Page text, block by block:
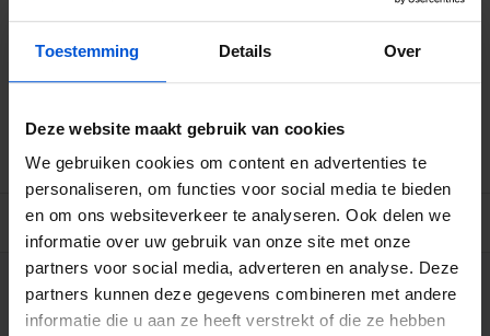
Toestemming Details Over
Deze website maakt gebruik van cookies
We gebruiken cookies om content en advertenties te
personaliseren, om functies voor social media te bieden
en om ons websiteverkeer te analyseren. Ook delen we
informatie over uw gebruik van onze site met onze
partners voor social media, adverteren en analyse. Deze
partners kunnen deze gegevens combineren met andere
informatie die u aan ze heeft verstrekt of die ze hebben
10
-10% €51,53
Ruime voorraad in kwalitatieve producten
Afhalen (in Rhenen) mogelijk
BESCHRIJVING
WIJ HELPEN JE GRAAG